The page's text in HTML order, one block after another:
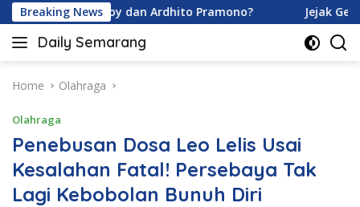
Skip
to
content
Breaking News
Karamoy dan Ardhito Pramono? Jejak Gen
Daily Semarang
"Semarang
Ini:
Terkini
untuk
Anda"
Home Olahraga
Olahraga
Penebusan Dosa Leo Lelis Usai
Kesalahan Fatal! Persebaya Tak
Lagi Kebobolan Bunuh Diri